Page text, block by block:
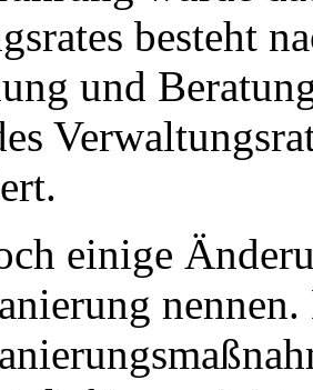
besteht
und
einige